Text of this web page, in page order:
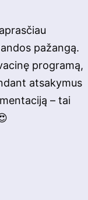
pažangą.
programą,
atsakymus
– tai